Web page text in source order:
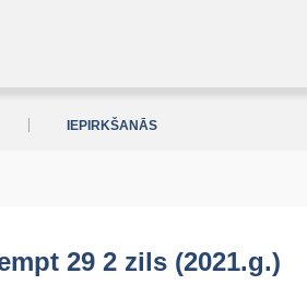
IEPIRKŠANĀS
29 2 zils (2021.g.)